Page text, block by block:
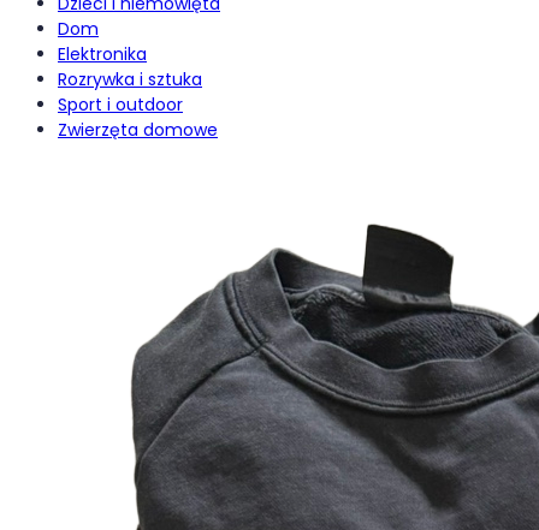
Dom
Elektronika
Rozrywka i sztuka
Sport i outdoor
Zwierzęta domowe